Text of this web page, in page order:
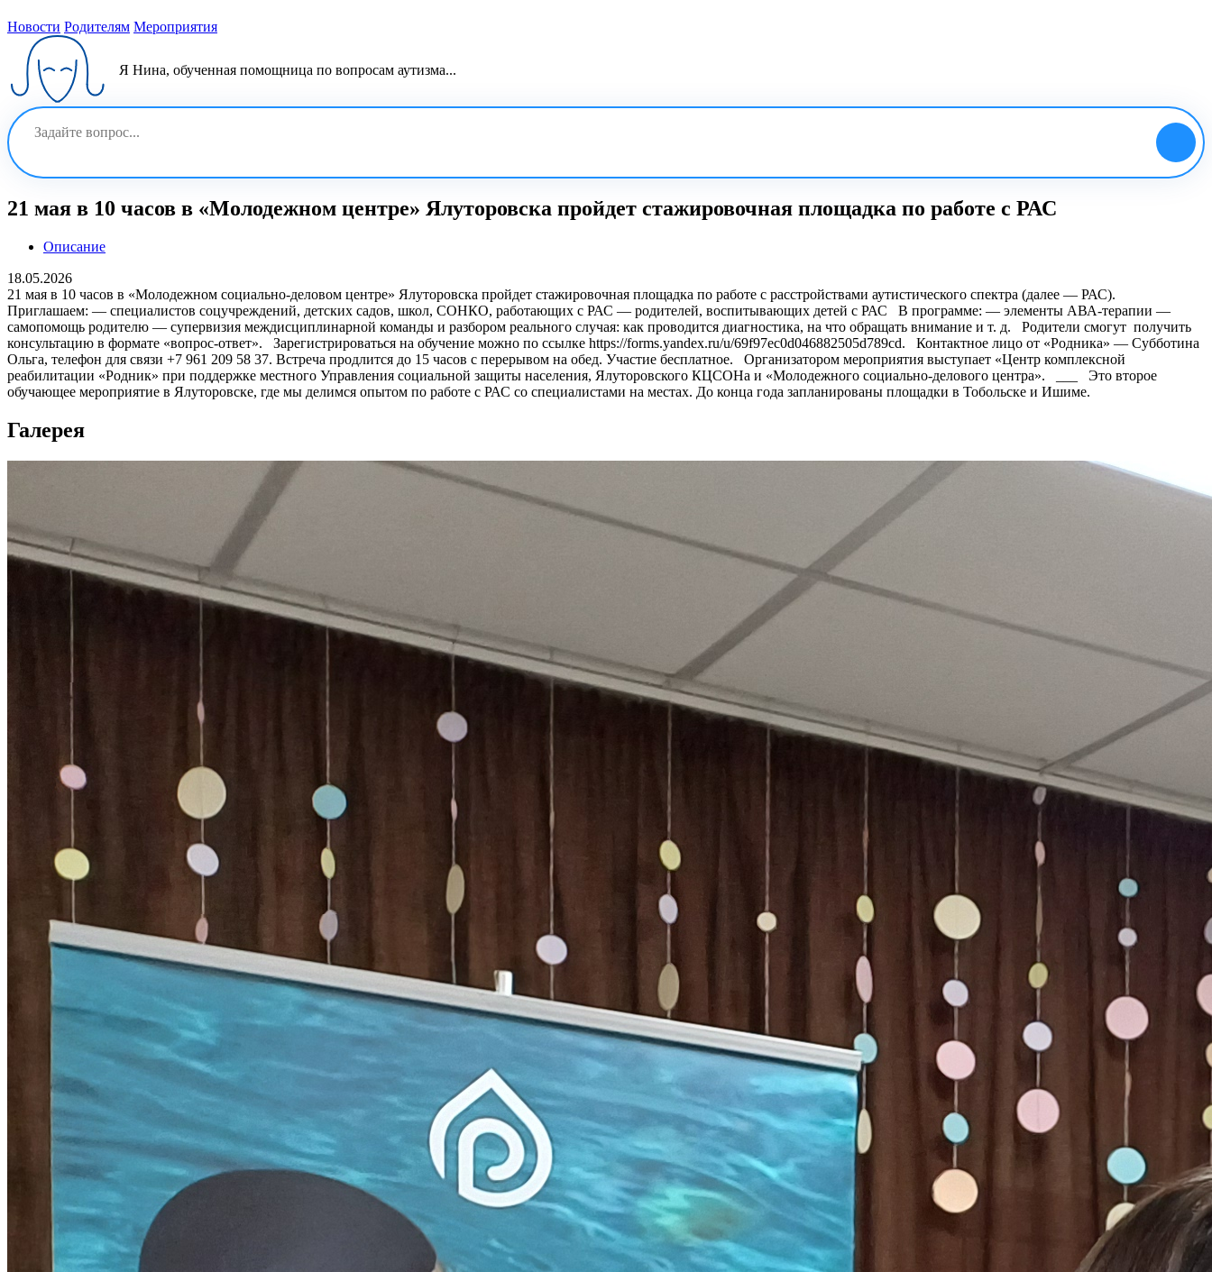
Новости Родителям Мероприятия
Я Нина, обученная помощница по вопросам аутизма...
21 мая в 10 часов в «Молодежном центре» Ялуторовска пройдет стажировочная площадка по работе с РАС
Описание
18.05.2026
21 мая в 10 часов в «Молодежном социально-деловом центре» Ялуторовска пройдет стажировочная площадка по работе с расстройствами аутистического спектра (далее — РАС).
Приглашаем: — специалистов соцучреждений, детских садов, школ, СОНКО, работающих с РАС — родителей, воспитывающих детей с РАС В программе: — элементы АВА-терапии —
самопомощь родителю — супервизия междисциплинарной команды и разбором реального случая: как проводится диагностика, на что обращать внимание и т. д. Родители смогут получить
консультацию в формате «вопрос-ответ». Зарегистрироваться на обучение можно по ссылке https://forms.yandex.ru/u/69f97ec0d046882505d789cd. Контактное лицо от «Родника» — Субботина
Ольга, телефон для связи +7 961 209 58 37. Встреча продлится до 15 часов с перерывом на обед. Участие бесплатное. Организатором мероприятия выступает «Центр комплексной
реабилитации «Родник» при поддержке местного Управления социальной защиты населения, Ялуторовского КЦСОНа и «Молодежного социально-делового центра». ___ Это второе
обучающее мероприятие в Ялуторовске, где мы делимся опытом по работе с РАС со специалистами на местах. До конца года запланированы площадки в Тобольске и Ишиме.
Галерея